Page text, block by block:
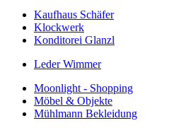
Kaufhaus Schäfer
Klockwerk
Konditorei Glanzl
Leder Wimmer
Moonlight - Shopping
Möbel & Objekte
Mühlmann Bekleidung